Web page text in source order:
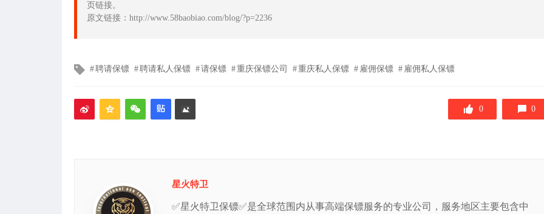
页链接。
原文链接：http://www.58baobiao.com/blog/?p=2236
文
签
聘请保镖 聘请私人保镖 请保镖 重庆保镖公司 重庆私人保镖 雇佣保镖 雇佣私人保镖
0 0
星火特卫
✅星火特卫保镖✅是全球范围内从事高端保镖服务的专业公司，服务地区主要包含中